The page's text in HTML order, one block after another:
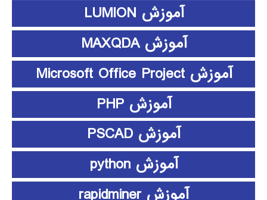
آموزش LUMION
آموزش MAXQDA
آموزش Microsoft Office Project
آموزش PHP
آموزش PSCAD
آموزش python
آموزش rapidminer